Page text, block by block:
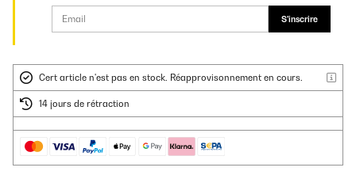
S'inscrire
Cert article n'est pas en stock. Réapprovisonnement en cours.
14 jours de rétraction